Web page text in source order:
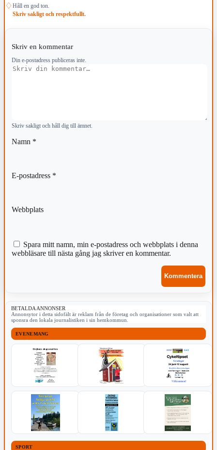
♢ Håll en god ton.
Skriv sakligt och respektfullt.
Skriv en kommentar
Din e-postadress publiceras inte.
Kommentar
Skriv sakligt och håll dig till ämnet.
Namn *
E-postadress *
Webbplats
Spara mitt namn, min e-postadress och webbplats i denna
webbläsare till nästa gång jag skriver en kommentar.
BETALDA ANNONSER
Annonsytor i detta sidofält är reklam från de företag och organisationer som valt att
sponsra den lokala journalistiken i sin hemkommun.
EVENEMANG
SPORT